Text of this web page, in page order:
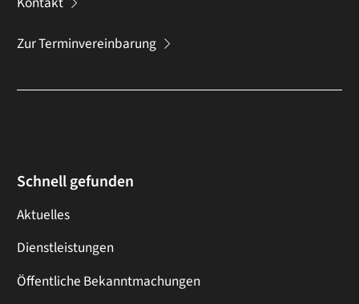
Zur Terminvereinbarung
Schnell gefunden
Aktuelles
Dienstleistungen
Öffentliche Bekanntmachungen